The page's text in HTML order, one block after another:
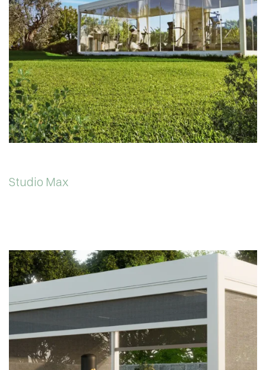
Studio Max